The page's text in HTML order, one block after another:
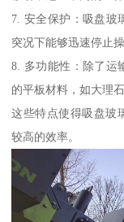
7. 安全保护：吸盘玻
突况下能够迅速停止
8. 多功能性：除了运
的平板材料，如大理
这些特点使得吸盘玻
较高的效率。